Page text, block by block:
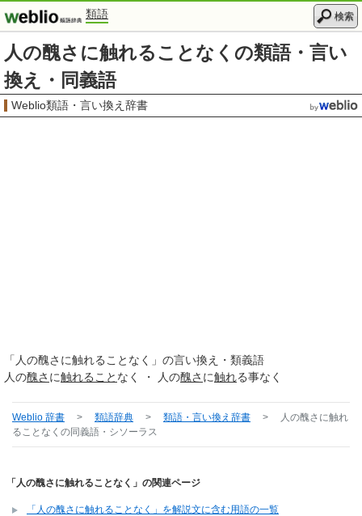
類語 検索
人の醜さに触れることなくの類語・言い
換え・同義語
Weblio類語・言い換え辞書
「 人の醜さに触れることなく
」の言い換え・類義語
人の醜さ に触れること なく ・ 人の醜さ に触れる事なく
Weblio 辞書 > 類語辞典 > 類語・言い換え辞書 >
人の醜さに触れ
ることなく の同義語・シソーラス
「人の醜さに触れることなく」の関連ページ
「人の醜さに触れることなく」を解説文に含む用語の一覧